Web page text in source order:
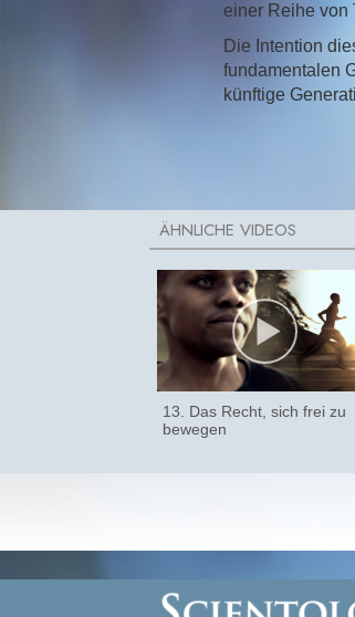
einer Reihe von
Die Intention
fundamentalen
künftige
13. Das Recht, sich frei zu
bewegen